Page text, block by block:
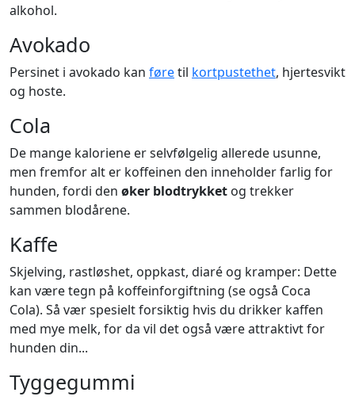
alkohol.
Avokado
Persinet i avokado kan føretil kortpustethet, hjertesvikt
og hoste.
Cola
De mange kaloriene er selvfølgelig allerede usunne,
men fremfor alt er koffeinen den inneholder farlig for
hunden, fordi den øker blodtrykket og trekker
sammen blodårene.
Kaffe
Skjelving, rastløshet, oppkast, diaré og kramper: Dette
kan være tegn på koffeinforgiftning (se også Coca
Cola). Så vær spesielt forsiktig hvis du drikker kaffen
med mye melk, for da vil det også være attraktivt for
hunden din...
Tyggegummi